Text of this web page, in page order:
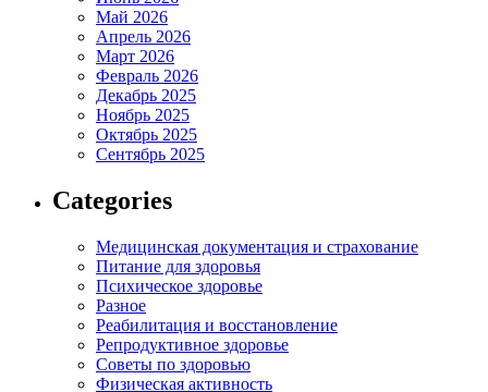
Май 2026
Апрель 2026
Март 2026
Февраль 2026
Декабрь 2025
Ноябрь 2025
Октябрь 2025
Сентябрь 2025
Categories
Медицинская документация и страхование
Питание для здоровья
Психическое здоровье
Разное
Реабилитация и восстановление
Репродуктивное здоровье
Советы по здоровью
Физическая активность